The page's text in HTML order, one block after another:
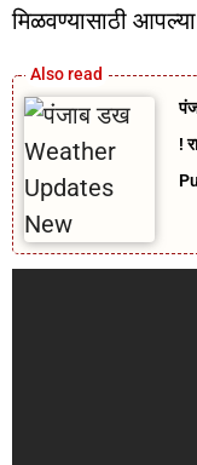
मिळवण्यासाठी
!